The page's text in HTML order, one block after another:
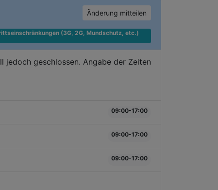
Änderung mitteilen
(3G, 2G, Mundschutz, etc.)
jedoch geschlossen. Angabe der Zeiten
09:00-17:00
09:00-17:00
09:00-17:00